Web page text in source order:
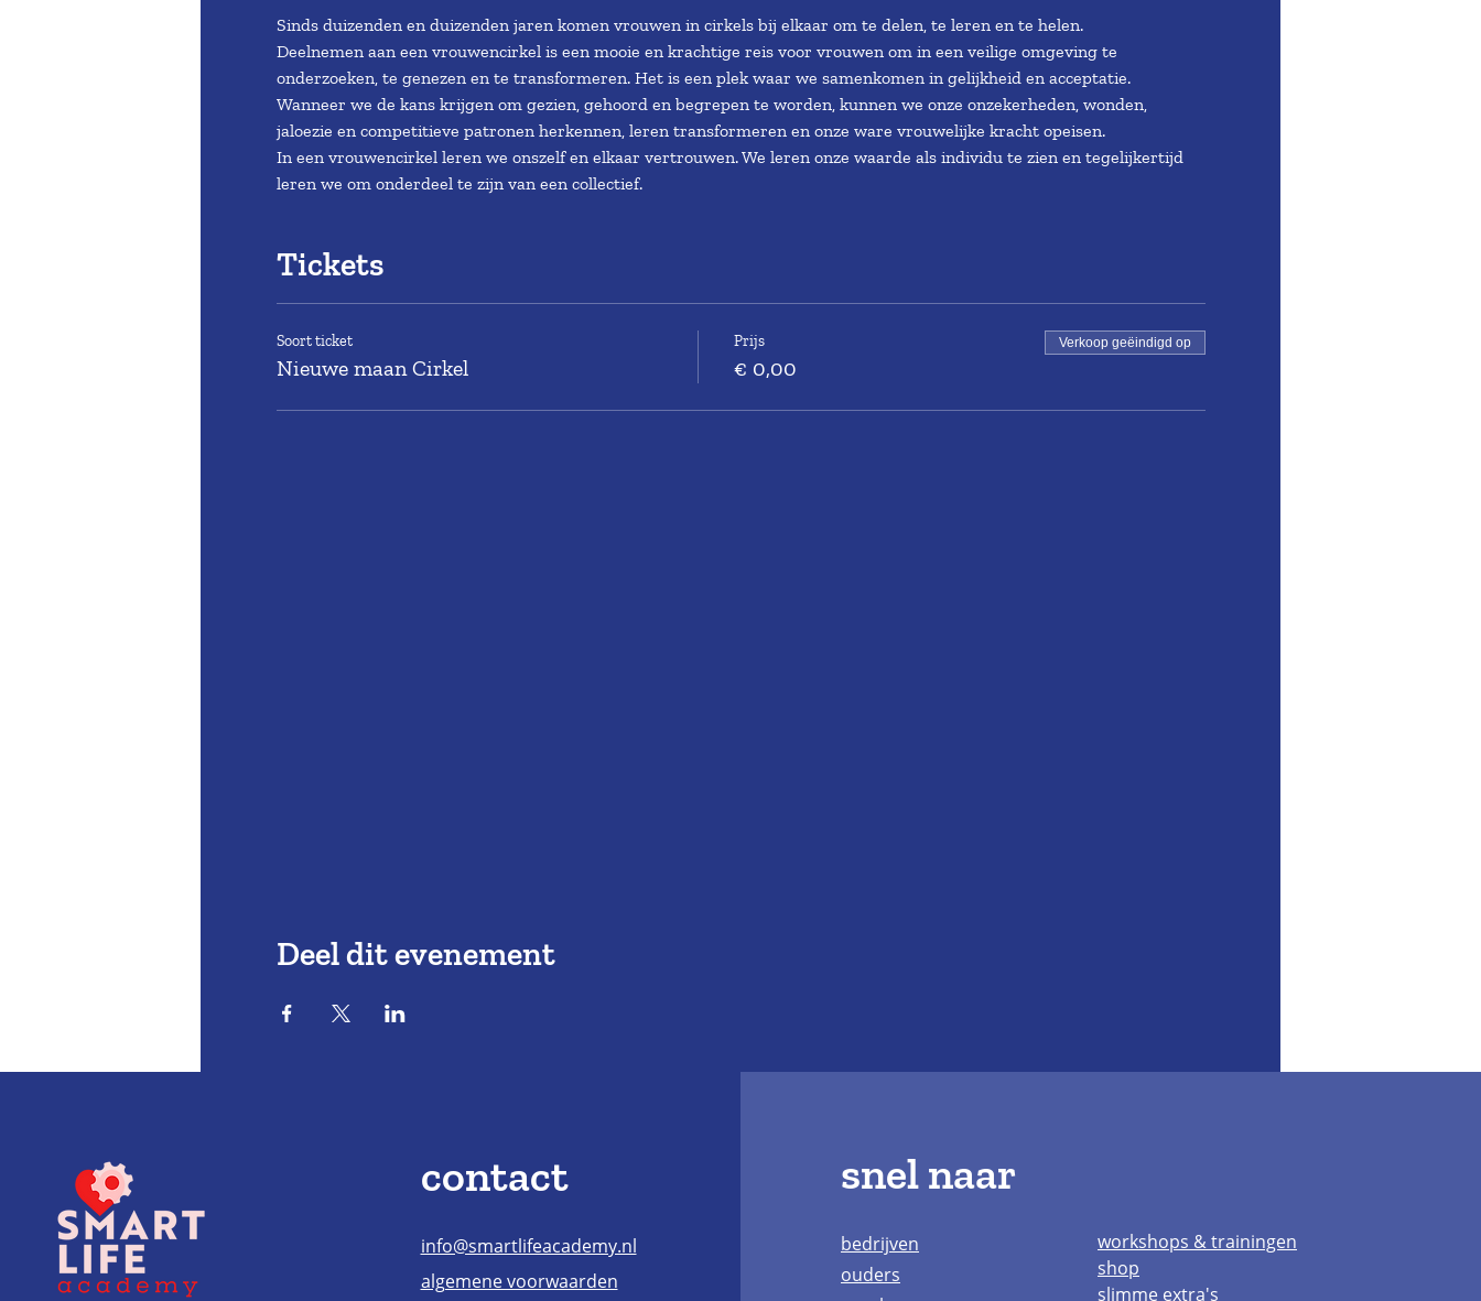
Sinds duizenden en duizenden jaren komen vrouwen in cirkels bij elkaar om te delen, te leren en te helen.
Deelnemen aan een vrouwencirkel is een mooie en krachtige reis voor vrouwen om in een veilige omgeving te
onderzoeken, te genezen en te transformeren. Het is een plek waar we samenkomen in gelijkheid en acceptatie.
Wanneer we de kans krijgen om gezien, gehoord en begrepen te worden, kunnen we onze onzekerheden, wonden,
jaloezie en competitieve patronen herkennen, leren transformeren en onze ware vrouwelijke kracht opeisen.
In een vrouwencirkel leren we onszelf en elkaar vertrouwen. We leren onze waarde als individu te zien en tegelijkertijd
leren we om onderdeel te zijn van een collectief.
Tickets
Soort ticket
Nieuwe maan Cirkel
Prijs
€ 0,00
Verkoop geëindigd op
Deel dit evenement
contact
info@smartlifeacademy.nl
algemene voorwaarden
snel naar
bedrijven
ouders
workshops & trainingen
shop
slimme extra's